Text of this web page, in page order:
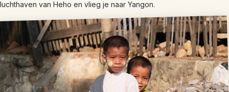
luchthaven van Heho en vlieg je naar Yangon.